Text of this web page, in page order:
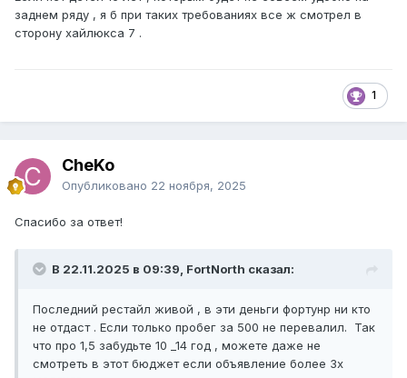
заднем ряду , я б при таких требованиях все ж смотрел в
сторону хайлюкса 7 .
1
CheKo
Опубликовано 22 ноября, 2025
Спасибо за ответ!
В 22.11.2025 в 09:39, FоrtNorth сказал:
Последний рестайл живой , в эти деньги фортунр ни кто
не отдаст . Если только пробег за 500 не перевалил. Так
что про 1,5 забудьте 10 _14 год , можете даже не
смотреть в этот бюджет если объявление более 3х